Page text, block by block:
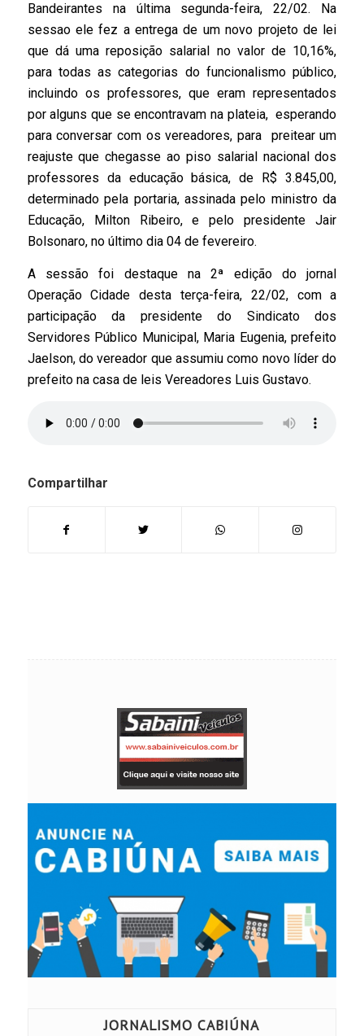
Bandeirantes na última segunda-feira, 22/02. Na
sessao ele fez a entrega de um novo projeto de lei
que dá uma reposição salarial no valor de 10,16%,
para todas as categorias do funcionalismo público,
incluindo os professores, que eram representados
por alguns que se encontravam na plateia, esperando
para conversar com os vereadores, para preitear um
reajuste que chegasse ao piso salarial nacional dos
professores da educação básica, de R$ 3.845,00,
determinado pela portaria, assinada pelo ministro da
Educação, Milton Ribeiro, e pelo presidente Jair
Bolsonaro, no último dia 04 de fevereiro.
A sessão foi destaque na 2ª edição do jornal
Operação Cidade desta terça-feira, 22/02, com a
participação da presidente do Sindicato dos
Servidores Público Municipal, Maria Eugenia, prefeito
Jaelson, do vereador que assumiu como novo líder do
prefeito na casa de leis Vereadores Luis Gustavo.
Compartilhar
JORNALISMO CABIÚNA